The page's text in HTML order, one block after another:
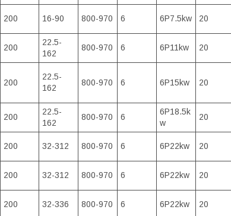
200 16-90 800-970 6 6P7.5kw 20
200
22.5-
162
800-970 6 6P11kw 20
200
22.5-
162
800-970 6 6P15kw 20
200
22.5-
162
800-970 6
6P18.5k
w
20
200 32-312 800-970 6 6P22kw 20
200 32-312 800-970 6 6P22kw 20
200 32-336 800-970 6 6P22kw 20